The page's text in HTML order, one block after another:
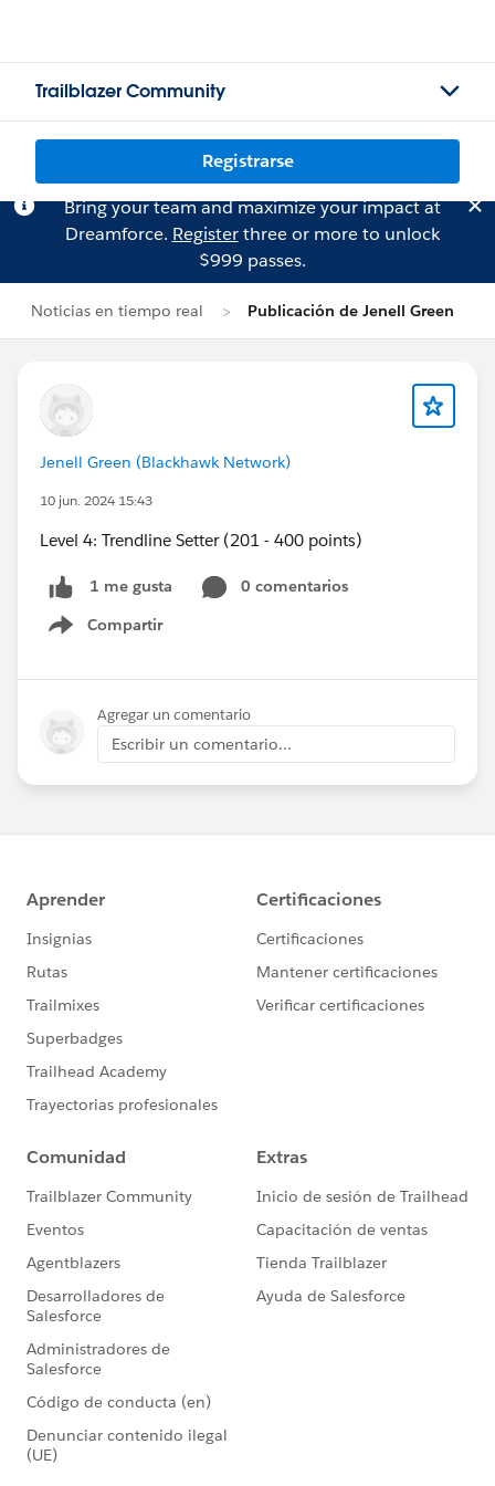
Trailblazer Community
Registrarse
Bring your team and maximize your impact at
Dreamforce. Registerthree or more to unlock
$999 passes.
Noticias en tiempo real Publicación de Jenell Green
Jenell Green (Blackhawk Network)
10 jun. 2024 15:43
Level 4: Trendline Setter (201 - 400 points)
1 me gusta
0 comentarios
Compartir
Show menu
Agregar un comentario
Escribir un comentario...